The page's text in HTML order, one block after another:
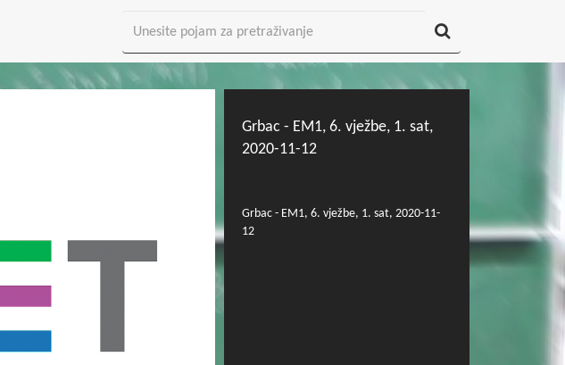
Grbac - EM1, 6. vježbe, 1. sat,
2020-11-12
Grbac - EM1, 6. vježbe, 1. sat, 2020-11-
12